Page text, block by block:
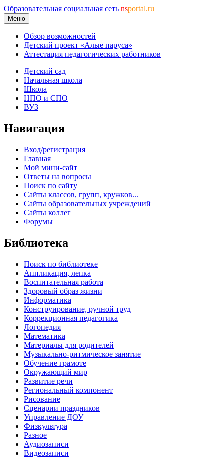
Образовательная социальная сеть nsportal.ru
Меню
Обзор возможностей
Детский проект «Алые паруса»
Аттестация педагогических работников
Детский сад
Начальная школа
Школа
НПО и СПО
ВУЗ
Навигация
Вход/регистрация
Главная
Мой мини-сайт
Ответы на вопросы
Поиск по сайту
Сайты классов, групп, кружков...
Сайты образовательных учреждений
Сайты коллег
Форумы
Библиотека
Поиск по библиотеке
Аппликация, лепка
Воспитательная работа
Здоровый образ жизни
Информатика
Конструирование, ручной труд
Коррекционная педагогика
Логопедия
Математика
Материалы для родителей
Музыкально-ритмическое занятие
Обучение грамоте
Окружающий мир
Развитие речи
Региональный компонент
Рисование
Сценарии праздников
Управление ДОУ
Физкультура
Разное
Аудиозаписи
Видеозаписи